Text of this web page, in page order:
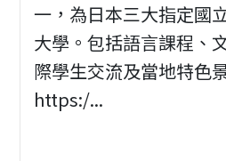
一，為日本三大指定國
大學。包括語言課程、
際學生交流及當地特色
https:/...